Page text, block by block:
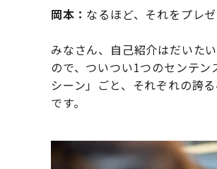
岡本： なるほど、それをプレ
みなさん、自己紹介はだいた
ので、ついつい1つのセンテ
シーン」ごと、それぞれの誇
です。